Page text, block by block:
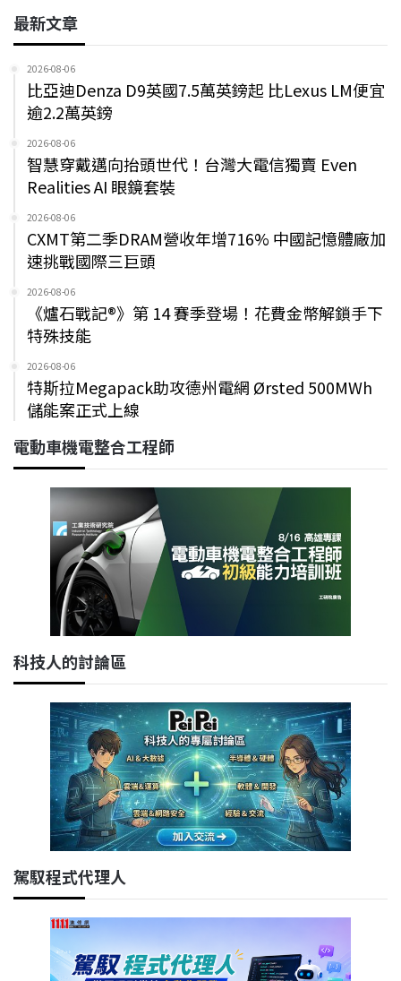
最新文章
2026-08-06
比亞迪Denza D9英國7.5萬英鎊起 比Lexus LM便宜
逾2.2萬英鎊
2026-08-06
智慧穿戴邁向抬頭世代！台灣大電信獨賣 Even
Realities AI 眼鏡套裝
2026-08-06
CXMT第二季DRAM營收年增716% 中國記憶體廠加
速挑戰國際三巨頭
2026-08-06
《爐石戰記®》第 14 賽季登場！花費金幣解鎖手下
特殊技能
2026-08-06
特斯拉Megapack助攻德州電網 Ørsted 500MWh
儲能案正式上線
電動車機電整合工程師
科技人的討論區
駕馭程式代理人